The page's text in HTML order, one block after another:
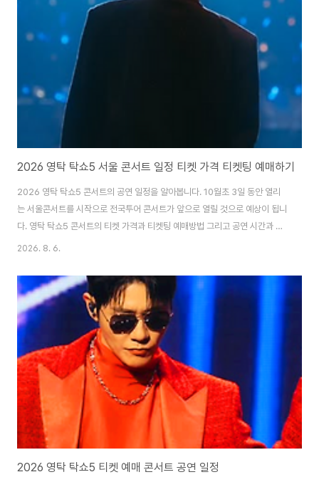
~ 2026.09.13 (일)까지행사 장소 : 부산 / 경주 / 무안 / 파주 등 심수봉 콘서
트 티켓예매 3. 조항조 콘서트 202..
2026 영탁 탁쇼5 서울 콘서트 일정 티켓 가격 티켓팅 예매하기
2026 영탁 탁쇼5 콘서트의 공연 일정을 알아봅니다. 10월초 3일 동안 열리
는 서울콘서트를 시작으로 전국투어 콘서트가 앞으로 열릴 것으로 예상이 됩니
다. 영탁 탁쇼5 콘서트의 티켓 가격과 티켓팅 예매방법 그리고 공연 시간과 행
사장 좌석배치 및 교통편 등을 살펴보도록 하겠습니다. 1. 2026 영탁 탁쇼5
일(토) 부터 ~ 10월 05 (월)일 까지2. 공연 시간토 오후 3시 / 일, 월 오후 3시
3. 공연 장소고려대학교 화정체육관 영탁 탁쇼5 콘서트의 공연시간은 120분
간으로 공연을 관람하실 수 있으며, 선예매 2매 포함 및 회차당 1인 2매까지 티
켓을 구매하실 수 있습니다. 티켓예매 방법은 멜론 티켓에서 예매를..
2026. 8. 6.
2026 영탁 탁쇼5 티켓 예매 콘서트 공연 일정